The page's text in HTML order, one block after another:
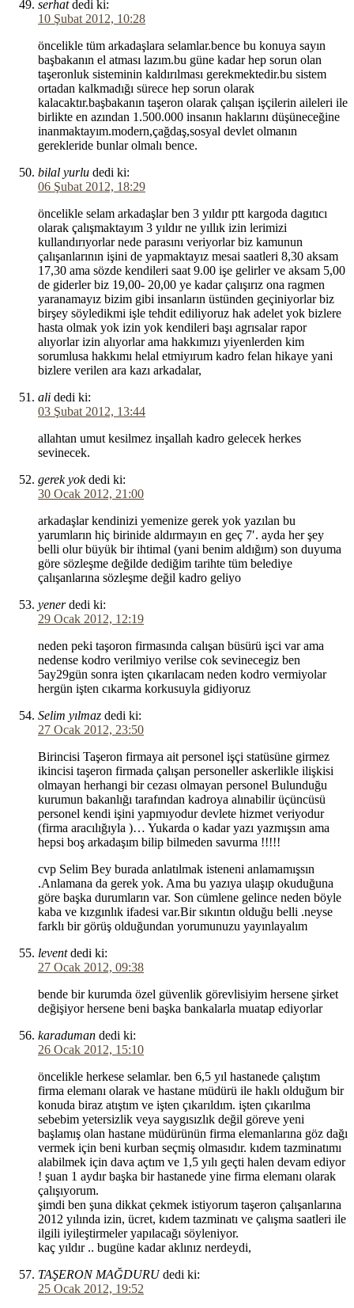
serhat dedi ki:
10 Şubat 2012, 10:28
öncelikle tüm arkadaşlara selamlar.bence bu konuya sayın
başbakanın el atması lazım.bu güne kadar hep sorun olan
taşeronluk sisteminin kaldırılması gerekmektedir.bu sistem
ortadan kalkmadığı sürece hep sorun olarak
kalacaktır.başbakanın taşeron olarak çalışan işçilerin aileleri ile
birlikte en azından 1.500.000 insanın haklarını düşüneceğine
inanmaktayım.modern,çağdaş,sosyal devlet olmanın
gerekleride bunlar olmalı bence.
bilal yurlu dedi ki:
06 Şubat 2012, 18:29
öncelikle selam arkadaşlar ben 3 yıldır ptt kargoda dagıtıcı
olarak çalışmaktayım 3 yıldır ne yıllık izin lerimizi
kullandırıyorlar nede parasını veriyorlar biz kamunun
çalışanlarının işini de yapmaktayız mesai saatleri 8,30 aksam
17,30 ama sözde kendileri saat 9.00 işe gelirler ve aksam 5,00
de giderler biz 19,00- 20,00 ye kadar çalışırız ona ragmen
yaranamayız bizim gibi insanların üstünden geçiniyorlar biz
birşey söyledikmi işle tehdit ediliyoruz hak adelet yok bizlere
hasta olmak yok izin yok kendileri başı agrısalar rapor
alıyorlar izin alıyorlar ama hakkımızı yiyenlerden kim
sorumlusa hakkımı helal etmiyırum kadro felan hikaye yani
bizlere verilen ara kazı arkadalar,
ali dedi ki:
03 Şubat 2012, 13:44
allahtan umut kesilmez inşallah kadro gelecek herkes
sevinecek.
gerek yok dedi ki:
30 Ocak 2012, 21:00
arkadaşlar kendinizi yemenize gerek yok yazılan bu
yarumların hiç birinide aldırmayın en geç 7′. ayda her şey
belli olur büyük bir ihtimal (yani benim aldığım) son duyuma
göre sözleşme değilde dediğim tarihte tüm belediye
çalışanlarına sözleşme değil kadro geliyo
yener dedi ki:
29 Ocak 2012, 12:19
neden peki taşoron firmasında calışan büsürü işci var ama
nedense kodro verilmiyo verilse cok sevinecegiz ben
5ay29gün sonra işten çıkarılacam neden kodro vermiyolar
hergün işten cıkarma korkusuyla gidiyoruz
Selim yılmaz dedi ki:
27 Ocak 2012, 23:50
Birincisi Taşeron firmaya ait personel işçi statüsüne girmez
ikincisi taşeron firmada çalışan personeller askerlikle ilişkisi
olmayan herhangi bir cezası olmayan personel Bulunduğu
kurumun bakanlığı tarafından kadroya alınabilir üçüncüsü
personel kendi işini yapmıyodur devlete hizmet veriyodur
(firma aracılığıyla )… Yukarda o kadar yazı yazmışsın ama
hepsi boş arkadaşım bilip bilmeden savurma !!!!!
cvp Selim Bey burada anlatılmak isteneni anlamamışsın
.Anlamana da gerek yok. Ama bu yazıya ulaşıp okuduğuna
göre başka durumların var. Son cümlene gelince neden böyle
kaba ve kızgınlık ifadesi var.Bir sıkıntın olduğu belli .neyse
farklı bir görüş olduğundan yorumunuzu yayınlayalım
levent dedi ki:
27 Ocak 2012, 09:38
bende bir kurumda özel güvenlik görevlisiyim hersene şirket
değişiyor hersene beni başka bankalarla muatap ediyorlar
karaduman dedi ki:
26 Ocak 2012, 15:10
öncelikle herkese selamlar. ben 6,5 yıl hastanede çalıştım
firma elemanı olarak ve hastane müdürü ile haklı olduğum bir
konuda biraz atıştım ve işten çıkarıldım. işten çıkarılma
sebebim yetersizlik veya saygısızlık değil göreve yeni
başlamış olan hastane müdürünün firma elemanlarına göz dağı
vermek için beni kurban seçmiş olmasıdır. kıdem tazminatımı
alabilmek için dava açtım ve 1,5 yılı geçti halen devam ediyor
! şuan 1 aydır başka bir hastanede yine firma elemanı olarak
çalışıyorum.
şimdi ben şuna dikkat çekmek istiyorum taşeron çalışanlarına
2012 yılında izin, ücret, kıdem tazminatı ve çalışma saatleri ile
ilgili iyileştirmeler yapılacağı söyleniyor.
kaç yıldır .. bugüne kadar aklınız nerdeydi,
TAŞERON MAĞDURU dedi ki:
25 Ocak 2012, 19:52